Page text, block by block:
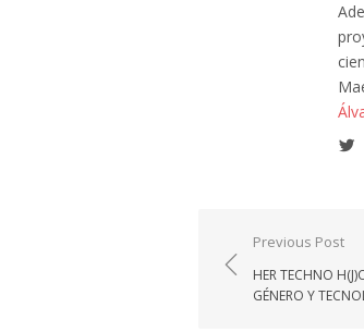
Navegación
de
entradas
Previous Post
HER TECHNO
GÉNERO Y